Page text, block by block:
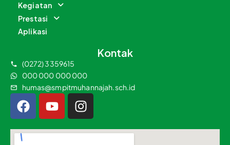
Kegiatan
Prestasi
Aplikasi
Kontak
(0272) 3359615
000 000 000 000
humas@smpitmuhannajah.sch.id